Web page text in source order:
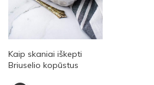
Kaip skaniai iškepti
Briuselio kopūstus